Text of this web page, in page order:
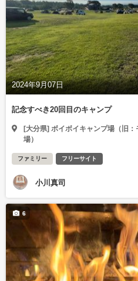
2024年9月07日
記念すべき20回目のキャンプ
[大分県] ボイボイキャンプ場（旧
場）
ファミリー フリーサイト
小川真司
6